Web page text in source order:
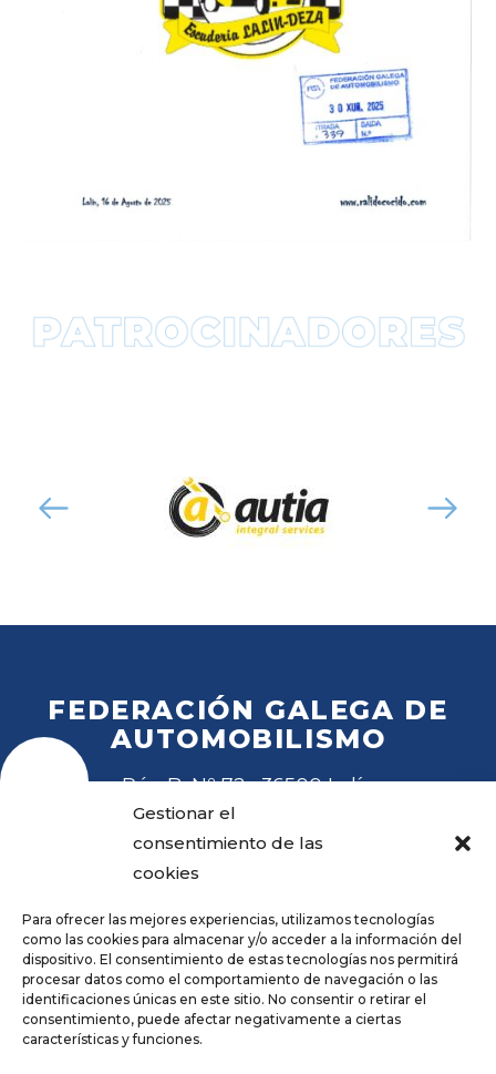
Gestionar el
consentimiento de las
cookies
Para ofrecer las mejores experiencias, utilizamos tecnologías
como las cookies para almacenar y/o acceder a la información del
dispositivo. El consentimiento de estas tecnologías nos permitirá
procesar datos como el comportamiento de navegación o las
identificaciones únicas en este sitio. No consentir o retirar el
consentimiento, puede afectar negativamente a ciertas
características y funciones.
FEDERACIÓN GALEGA DE
AUTOMOBILISMO
Rúa B, Nº 72 · 36500 Lalín
Tel. 988 27 28 41
Emailfga@fga.es
Hora local: